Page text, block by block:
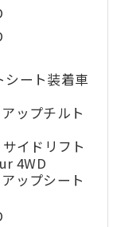
シート装着車
ップチルト
イドリフト
4WD
ップシート